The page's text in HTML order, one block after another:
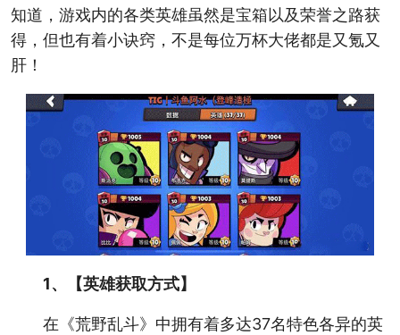
知道，游戏内的各类英雄虽然是宝箱以及荣誉之路获
得，但也有着小诀窍，不是每位万杯大佬都是又氪又
肝！
1、【英雄获取方式】
在《荒野乱斗》中拥有着多达37名特色各异的英